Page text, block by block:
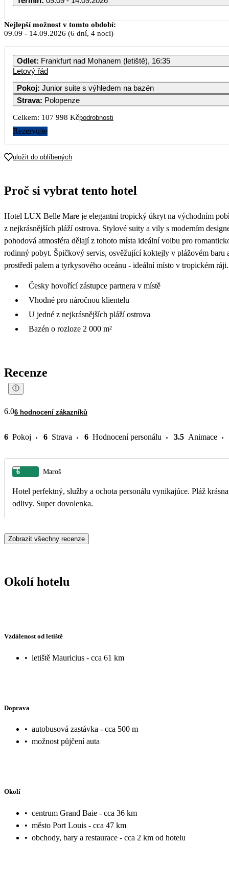
Září 2026
PO ÚT ST ČT PÁ SO
70 409 75 579
Nejlepší možnost v tomto období:
09.09 - 14.09.2026 (6 dní, 4 noci)
Odlet: Frankfurt nad Mohanem (letiště), 16:35
Letový řád
Pokoj:
Junior suite s výhledem na bazén
Strava: Polopenze
Celkem: 107 998 Kčpodrobnosti
Rezervujte
uložit do oblíbených
Proč si vybrat tento hotel
Hotel LUX Belle Mare je elegantní tropický úkryt na východním
z nejkrásnějších pláží ostrova. Stylové suity a vily s moderním
pohodová atmosféra dělají z tohoto místa ideální volbu pro
rodinný pobyt. Špičkový servis, osvěžující koktejly v plážovém baru
prostředí palem a tyrkysového oceánu - ideální místo v tropickém ráji.
Česky hovořící zástupce partnera v místě
Vhodné pro náročnou klientelu
U jedné z nejkrásnějších pláží ostrova
Bazén o rozloze 2 000 m²
Recenze
6.06 hodnocení zákazníků
6 Pokoj 6 Strava 6 Hodnocení personálu 3.5 Animace
6 Maroš
Hotel perfektný, služby a ochota personálu vynikajúce. Pláž
odlivy. Super dovolenka.
Zobrazit všechny recenze
Okolí hotelu
Vzdálenost od letiště
• letiště Mauricius - cca 61 km
Doprava
• autobusová zastávka - cca 500 m
• možnost půjčení auta
Okolí
• centrum Grand Baie - cca 36 km
• město Port Louis - cca 47 km
• obchody, bary a restaurace - cca 2 km od hotelu